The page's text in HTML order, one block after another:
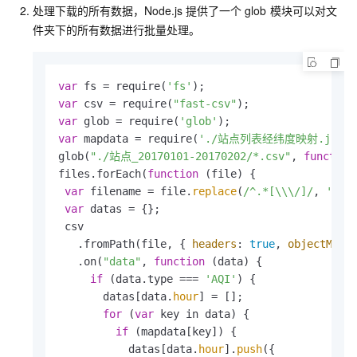
处理下载的所有数据，Node.js 提供了一个 glob 模块可以对文
件夹下的所有数据进行批量处理。
var fs = require( 'fs'
var csv = require( "fast-csv"
var glob = require( 'glob'
var mapdata = require( './站点列表经纬度映射.json'
glob( "./站点_20170101-20170202/*.csv" , function
files.forEach(function (file) {
var filename = file. replace(/^.*[\\\/]/, ''
var datas = {};
csv
   .fromPath(file, {
headers : true, objectMode
   .on(
"data" , function (data) {
if (data.type === 'AQI' ) {
       datas[data.
hour] = [];
for (var key in data) {
if (mapdata[key]) {
           datas[data.
hour]. push({